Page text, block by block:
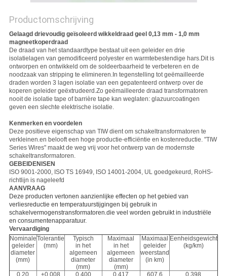
Productomschrijving
Gelaagd drievoudig geïsoleerd wikkeldraad geel 0,13 mm - 1,0 mm
magneetkoperdraad
De draad van het standaardtype bestaat uit een geleider en drie
isolatielagen van gemodificeerd polyester en warmtebestendige hars.Dit is
ontworpen en ontwikkeld om de soldeerbaarheid te verbeteren en de
noodzaak van stripping te elimineren.In tegenstelling tot geëmailleerde
draden worden 3 lagen isolatie van een gepatenteerd ontwerp over de
koperen geleider geëxtrudeerd.Zo geëmailleerde draad transformatoren
nooit de isolatie tape of barrière tape kan weglaten: glazuurcoatingen
geven een slechte elektrische isolatie.
Kenmerken en voordelen
Deze positieve eigenschap van TIW dient om schakeltransformatoren te
verkleinen.en belooft een hoge productie-efficiëntie en kostenreductie. "TIW
Series Wires" maakt de weg vrij voor het ontwerp van de modernste
schakeltransformatoren.
GEBEIDENISEN
ISO 9001-2000, ISO TS 16949, ISO 14001-2004, UL goedgekeurd, RoHS-
richtlijn is nageleefd
AANVRAAG
Deze producten vertonen aanzienlijke effecten op het gebied van
verliesreductie en temperatuurstijgingen bij gebruik in
schakelvermogenstransformatoren.die veel worden gebruikt in industriële
en consumentenapparatuur.
Vervaardiging
Nominale
geleider
diameter
(mm)
Tolerantie
(mm)
Typisch
in het
algemeen
diameter
(mm)
Maximaal
in het
algemeen
diameter
(mm)
Maximaal
geleider
weerstand
(in km)
Eenheidsgewicht
(kg/km)